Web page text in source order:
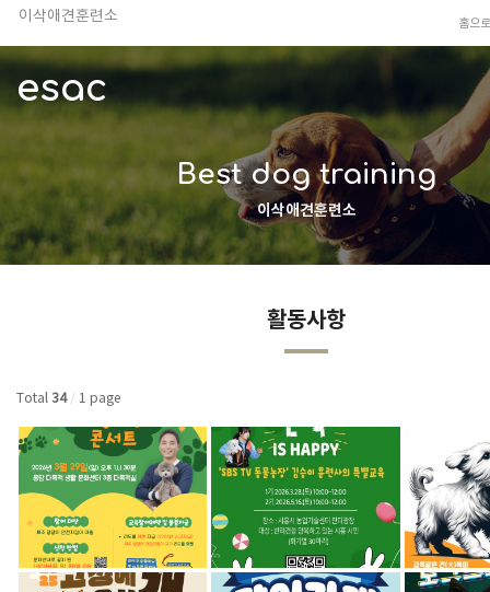
안전하고 행복한 펫티켓 선도!
경기도 화성시 봉담읍 위치
이찬종, 이웅종 소장 소개
홈으로
esac
Best dog training
이삭애견훈련소
활동사항
Total 34 / 1 page